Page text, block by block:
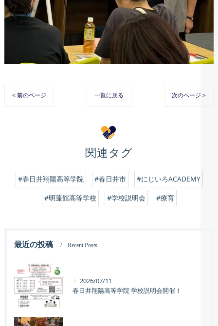
< 前のページ 一覧に戻る 次のページ >
関連タグ
#春日井翔陽高等学院 #春日井市 #にじいろACADEMY
#明蓬館高等学校 #学校説明会 #療育
最近の投稿 Recent Posts
2026/07/11
春日井翔陽高等学院 学校説明会開催！